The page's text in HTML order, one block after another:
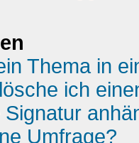
Thema in
ich
Umfrage?